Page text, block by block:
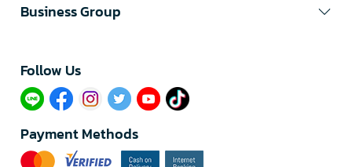
Business Group
Follow Us​
Payment Methods